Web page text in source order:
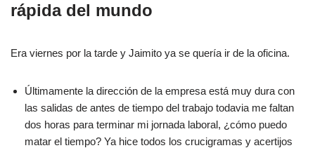
rápida del mundo
Era viernes por la tarde y Jaimito ya se quería ir de la oficina.
Últimamente la dirección de la empresa está muy dura con
las salidas de antes de tiempo del trabajo todavia me faltan
dos horas para terminar mi jornada laboral, ¿cómo puedo
matar el tiempo? Ya hice todos los crucigramas y acertijos